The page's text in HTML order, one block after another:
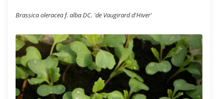
Brassica oleracea f. alba DC. 'de Vaugirard d'Hiver'